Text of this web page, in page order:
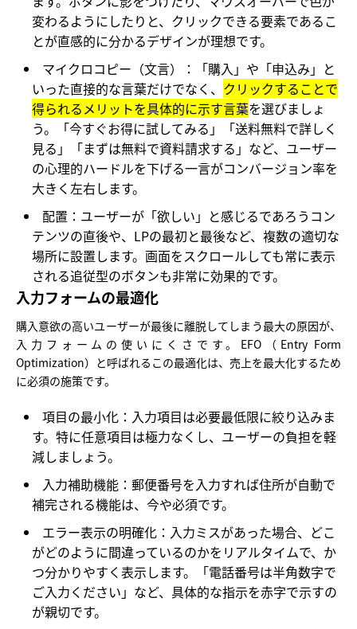
変わるようにしたりと、クリックできる要素であるこ
とが直感的に分かるデザインが理想です。
マイクロコピー（文言）：
「購入」や「申込み」と
いった直接的な言葉だけでなく、 クリックすることで
得られるメリットを具体的に示す言葉を選びましょ
う。「今すぐお得に試してみる」「送料無料で詳しく
見る」「まずは無料で資料請求する」など、ユーザー
の心理的ハードルを下げる一言がコンバージョン率を
大きく左右します。
配置： ユーザーが「欲しい」と感じるであろうコン
テンツの直後や、LPの最初と最後など、複数の適切な
場所に設置します。画面をスクロールしても常に表示
される追従型のボタンも非常に効果的です。
入力フォームの最適化
購入意欲の高いユーザーが最後に離脱してしまう最大の原因が、
入力フォームの使いにくさです。EFO（Entry Form
Optimization）と呼ばれるこの最適化は、売上を最大化するため
に必須の施策です。
項目の最小化： 入力項目は必要最低限に絞り込みま
す。特に任意項目は極力なくし、ユーザーの負担を軽
減しましょう。
入力補助機能： 郵便番号を入力すれば住所が自動で
補完される機能は、今や必須です。
エラー表示の明確化： 入力ミスがあった場合、どこ
がどのように間違っているのかをリアルタイムで、か
つ分かりやすく表示します。「電話番号は半角数字で
ご入力ください」など、具体的な指示を赤字で示すの
が親切です。